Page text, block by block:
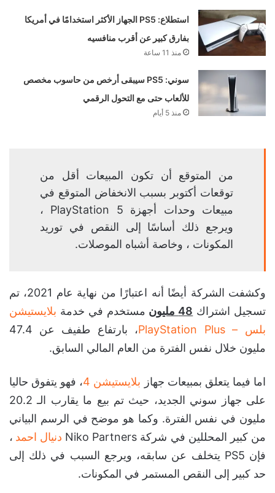
استطلاع: PS5 الجهاز الأكثر استخدامًا في أمريكا
بفارق كبير عن أقرب منافسيه
منذ 11 ساعة
سوني: PS5 سيبقى أرخص من حاسوب مخصص
للألعاب حتى مع التحول الرقمي
منذ 5 أيام
من المتوقع أن تكون المبيعات أقل من
توقعات أكتوبر بسبب الانخفاض المتوقع في
مبيعات وحدات أجهزة PlayStation 5 ،
ويرجع ذلك أساسًا إلى النقص في توريد
المكونات ، وخاصة أشباه الموصلات.
وكشفت الشركة أيضًا أنه اعتبارًا من نهاية عام 2021، تم
تسجيل اشتراك 48 مليون مستخدم في خدمة بلايستيشن
بلس – PlayStation Plus
، بارتفاع طفيف عن 47.4
مليون خلال نفس الفترة من العام المالي السابق.
اما فيما يتعلق بمبيعات جهاز بلايستيشن 4
، فهو يتفوق حاليا
على جهاز سوني الجديد، حيث تم بيع ما يقارب الـ 20.2
مليون في نفس الفترة. وكما هو موضح في الرسم البياني
من كبير المحللين في شركة Niko Partners
دنيال احمد ،
فإن PS5 يتخلف عن سابقه، ويرجع السبب في ذلك إلى
حد كبير إلى النقص المستمر في المكونات.